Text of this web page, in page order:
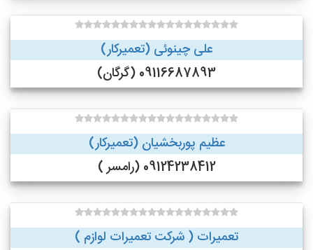
علی چینوئی (تعمیرکار)
09116687893 (گرگان)
عظیم پوربخشیان (تعمیرکار)
09124238412 (رامسر )
تعمیرات ( شرکت تعمیرات لوازم )